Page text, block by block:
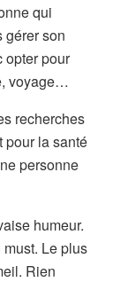
qui
gérer son
opter pour
voyage…
recherches
pour la santé
personne
humeur.
must. Le plus
Rien